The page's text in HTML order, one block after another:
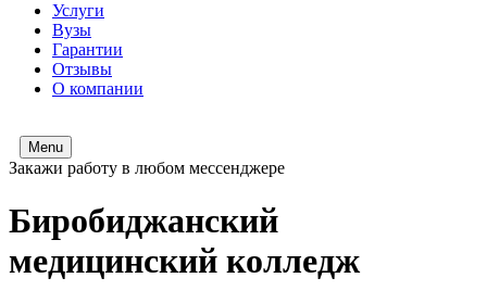
Услуги
Вузы
Гарантии
Отзывы
О компании
Menu
Закажи работу в любом мессенджере
Биробиджанский
медицинский колледж